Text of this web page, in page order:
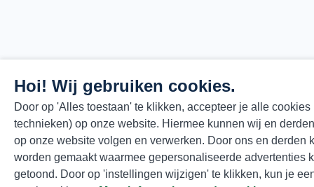
Hoi! Wij gebruiken cookies.
Door op 'Alles toestaan' te klikken, accepteer je alle
technieken) op onze website. Hiermee kunnen wij en
op onze website volgen en verwerken. Door ons en derden
worden gemaakt waarmee gepersonaliseerde advertenties
getoond. Door op 'instellingen wijzigen' te klikken, kun je